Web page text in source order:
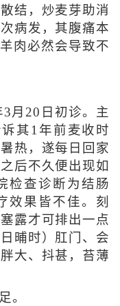
结，炒麦芽助消
病发，其腹痛本
肉必然会导致不
月20日初诊。主
其1年前麦收时
热，遂每日回家
后不久便出现如
检查诊断为结肠
效果皆不佳。刻
露才可排出一点
晡时）肛门、会
大、抖甚，苔薄
。